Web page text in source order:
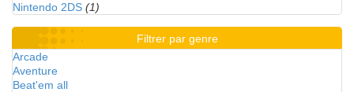
Nintendo 2DS (1)
Filtrer par genre
Arcade
Aventure
Beat'em all